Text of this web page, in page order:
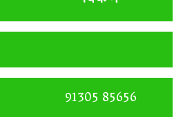
91305 85656